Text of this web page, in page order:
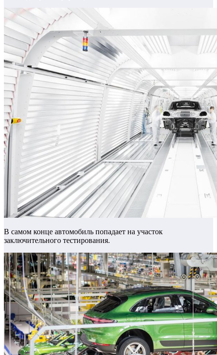
В самом конце автомобиль попадает на участок
заключительного тестирования.